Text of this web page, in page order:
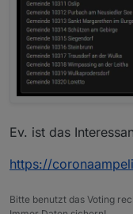
Ev. ist das
https://
Bitte benutzt das Voting